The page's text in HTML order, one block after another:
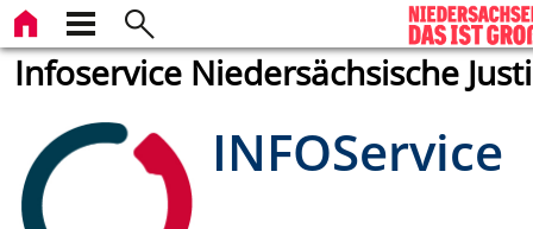
Infoservice Niedersächsische
INFOService